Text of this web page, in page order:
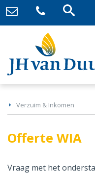
Verzuim & Inkomen
Offerte WIA
Vraag met het